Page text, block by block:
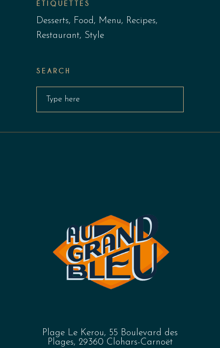
ÉTIQUETTES
Desserts Food Menu
Recipes
Restaurant Style
SEARCH
Search
Plage Le Kerou, 55 Boulevard des
Plages, 29360 Clohars-Carnoët